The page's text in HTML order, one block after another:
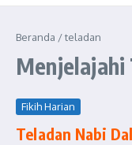
Beranda /teladan
Menjelajahi
Fikih Harian
Teladan Nabi